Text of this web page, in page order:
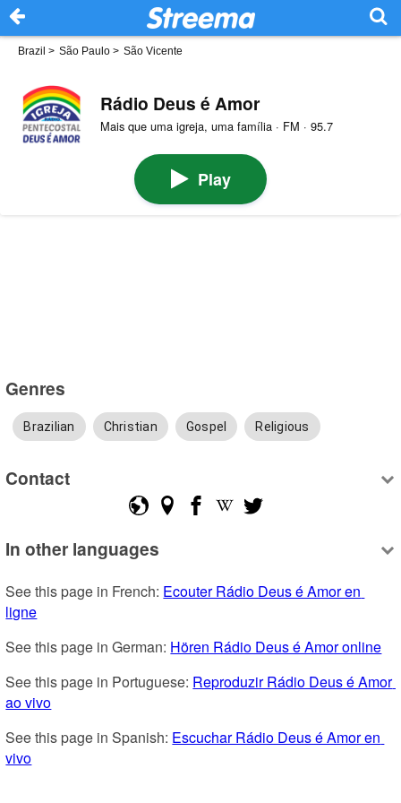
Brazil > São Paulo > São Vicente
Rádio Deus é Amor
Mais que uma igreja, uma família · FM · 95.7
Play
Genres
Brazilian Christian Gospel Religious
Contact
In other languages
See this page in French: Ecouter Rádio Deus é Amor en
ligne
See this page in German: Hören Rádio Deus é Amor online
See this page in Portuguese: Reproduzir Rádio Deus é Amor
ao vivo
See this page in Spanish: Escuchar Rádio Deus é Amor en
vivo